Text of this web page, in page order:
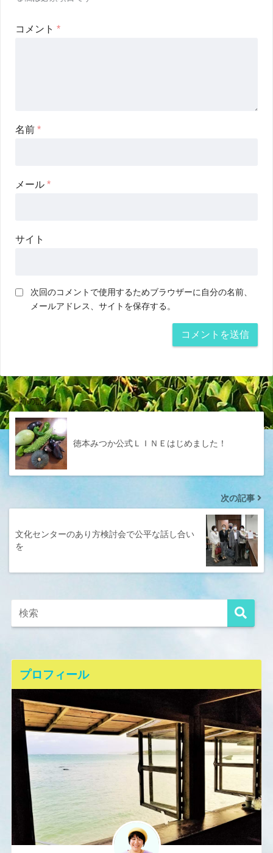
コメント *
名前 *
メール *
サイト
次回のコメントで使用するためブラウザーに自分の名前、
メールアドレス、サイトを保存する。
前の記事
徳本みつか公式ＬＩＮＥはじめました！
次の記事
文化センターのあり方検討会で公平な話し合い
を
プロフィール